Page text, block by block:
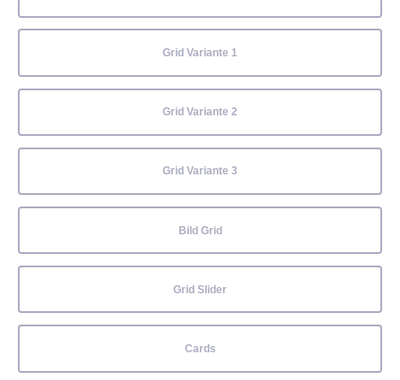
Grid Variante 1
Grid Variante 2
Grid Variante 3
Bild Grid
Grid Slider
Cards